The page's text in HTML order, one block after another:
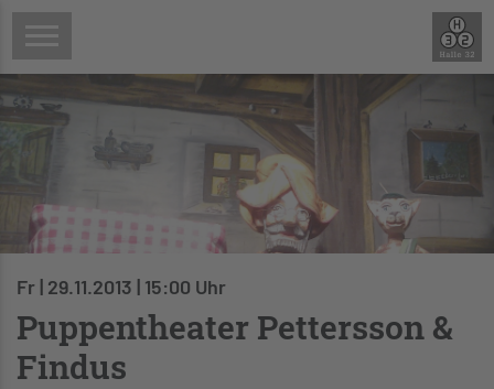
Fr | 29.11.2013 | 15:00 Uhr
Puppentheater Pettersson &
Findus